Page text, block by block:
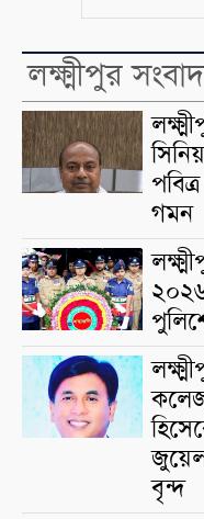
লক্ষ্মীপুর
গমন
বৃন্দ